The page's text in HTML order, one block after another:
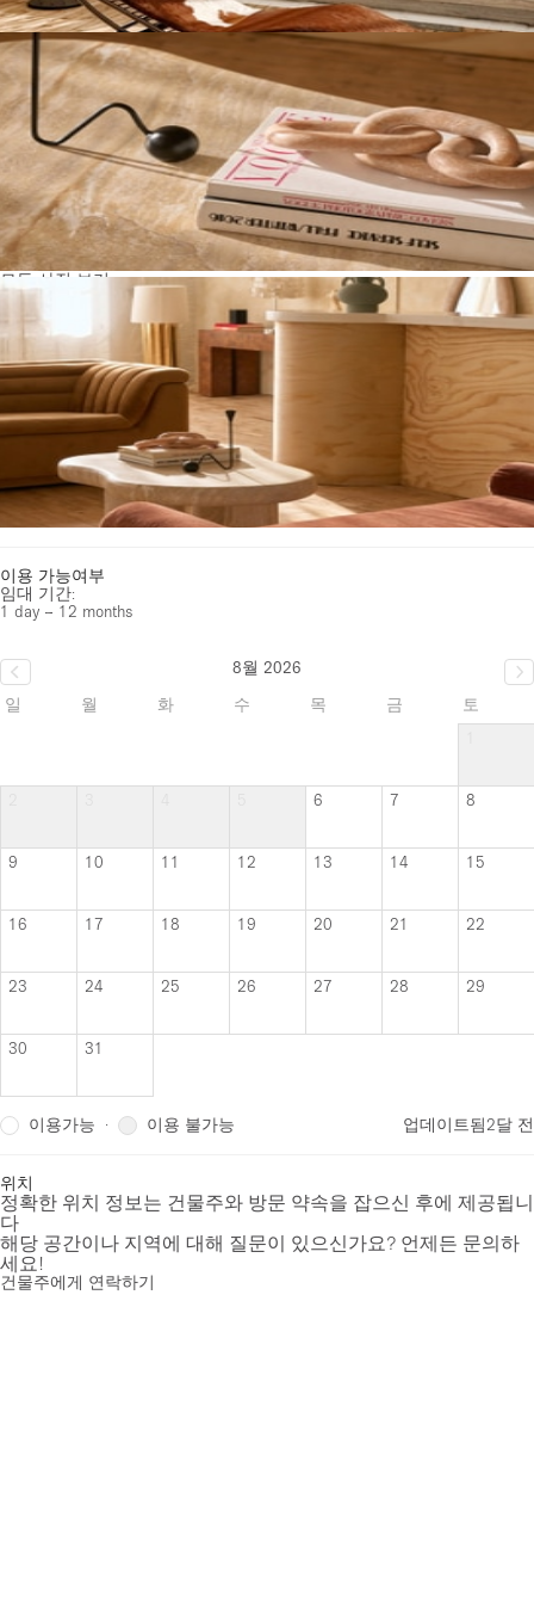
모든 사진 보기
이용 가능여부
임대 기간:
1 day – 12 months
8월 2026
일
월 화 수 목 금
토
6 7 8
9 10 11 12 13 14 15
16 17 18 19 20 21 22
23 24 25 26 27 28 29
30 31
이용가능 · 이용 불가능 업데이트됨2달 전
위치
정확한 위치 정보는 건물주와 방문 약속을 잡으신 후에 제공됩니
다
해당 공간이나 지역에 대해 질문이 있으신가요? 언제든 문의하
세요!
건물주에게 연락하기